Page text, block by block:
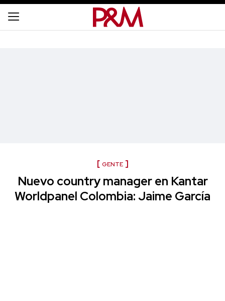
GENTE
Nuevo country manager en Kantar
Worldpanel Colombia: Jaime García